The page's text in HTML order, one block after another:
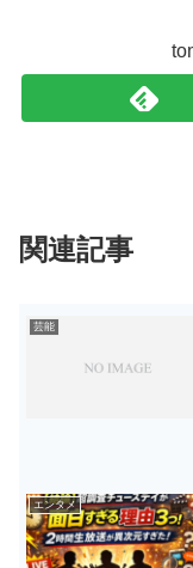
関連記事
芸能
エンタメ